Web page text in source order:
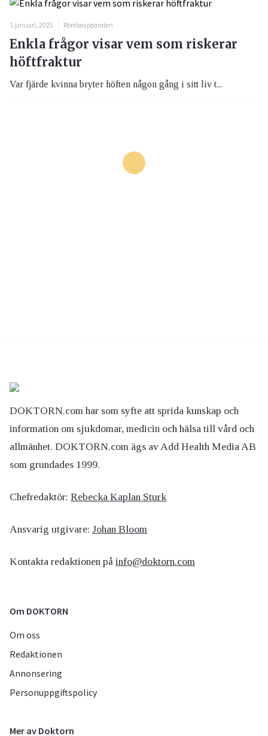
1 januari, 2025 Rörelseapparaten
Enkla frågor visar vem som riskerar
höftfraktur
Var fjärde kvinna bryter höften någon gång i sitt liv t...
DOKTORN.com har som syfte att sprida kunskap och
information om sjukdomar, medicin och hälsa till vård och
allmänhet. DOKTORN.com ägs av Add Health Media AB
som grundades 1999.
Chefredaktör: Rebecka Kaplan Sturk
Ansvarig utgivare: Johan Bloom
Kontakta redaktionen på info@doktorn.com
Om DOKTORN
Om oss
Redaktionen
Annonsering
Personuppgiftspolicy
Mer av Doktorn